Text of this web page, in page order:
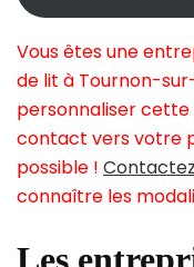
Vous êtes une
de lit à Tournon-
personnaliser
contact vers votre
possible !
connaître les